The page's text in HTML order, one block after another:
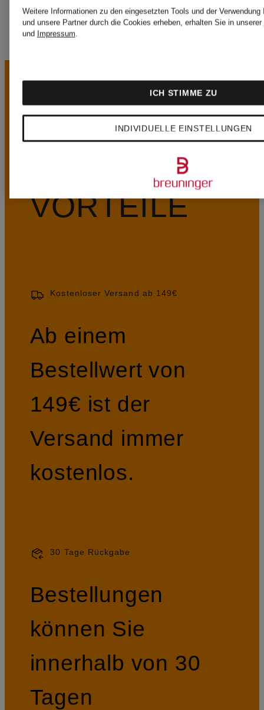
VORTEILE
Kostenloser Versand ab 149€
Ab einem
Bestellwert von
149€ ist der
Versand immer
kostenlos.
30 Tage Rückgabe
Bestellungen
können Sie
innerhalb von 30
Tagen
Weitere Informationen zu den eingesetzten Tools und der Verwendung
und unsere Partner durch die Cookies erheben, erhalten Sie in unserer
und Impressum.
INDIVIDUELLE EINSTELLUNGEN
ICH STIMME ZU